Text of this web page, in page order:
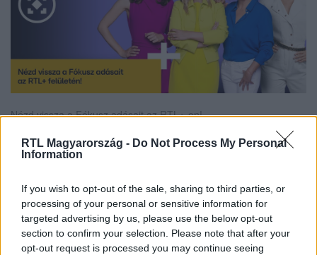
RTL Magyarország - Do Not Process My Personal
Information
If you wish to opt-out of the sale, sharing to third parties, or
processing of your personal or sensitive information for
targeted advertising by us, please use the below opt-out
section to confirm your selection. Please note that after your
opt-out request is processed you may continue seeing
Nézd vissza a Fókusz adásait az RTL+-on!
legyen a Google-találatokban!